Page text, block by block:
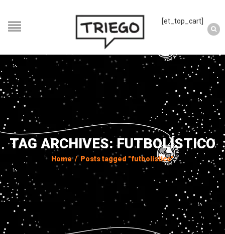
[et_top_cart]
TAG ARCHIVES: FUTBOLÍSTICO
Home / Posts tagged "futbolístico"